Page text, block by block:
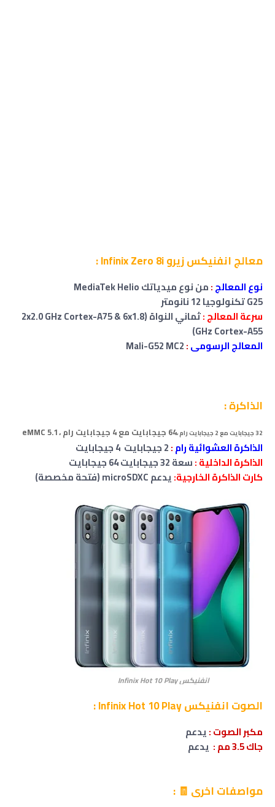
معالج انفنيكس زيرو Infinix Zero 8i :
نوع المعالج:
من نوع ميدياتك MediaTek Helio
G25 تكنولوجيا 12 نانومتر
سرعة المعالج :
ثماني النواة (2x2.0 GHz Cortex-A75 & 6x1.8
GHz Cortex-A55)
المعالج الرسومى:
الذاكرة :
32 جيجابايت مع 2 جيجابايت رام ، 64 جيجابايت مع 4 جيجابايت رام ، eMMC 5.1
الذاكرة العشوائية رام: جيجابايت 4جيجابايت
الذاكرة الداخلية :سعة 32 جيجابايت64جيجابايت
كارت الذاكرة الخارجية:يدعم microSDXC (فتحة مخصصة)
انفنيكس Infinix Hot 10 Play
الصوت انفنيكس Infinix Hot 10 Play :
مكبر الصوت :يدعم
جاك 3.5 مم
: يدعم
مواصفات اخرى 🧾 :